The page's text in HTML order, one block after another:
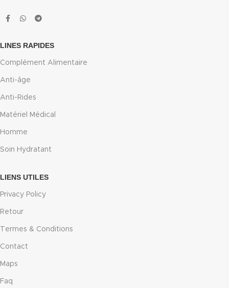
LINES RAPIDES
Complément Alimentaire
Anti-âge
Anti-Rides
Matériel Médical
Homme
Soin Hydratant
LIENS UTILES
Privacy Policy
Retour
Termes & Conditions
Contact
Maps
Faq